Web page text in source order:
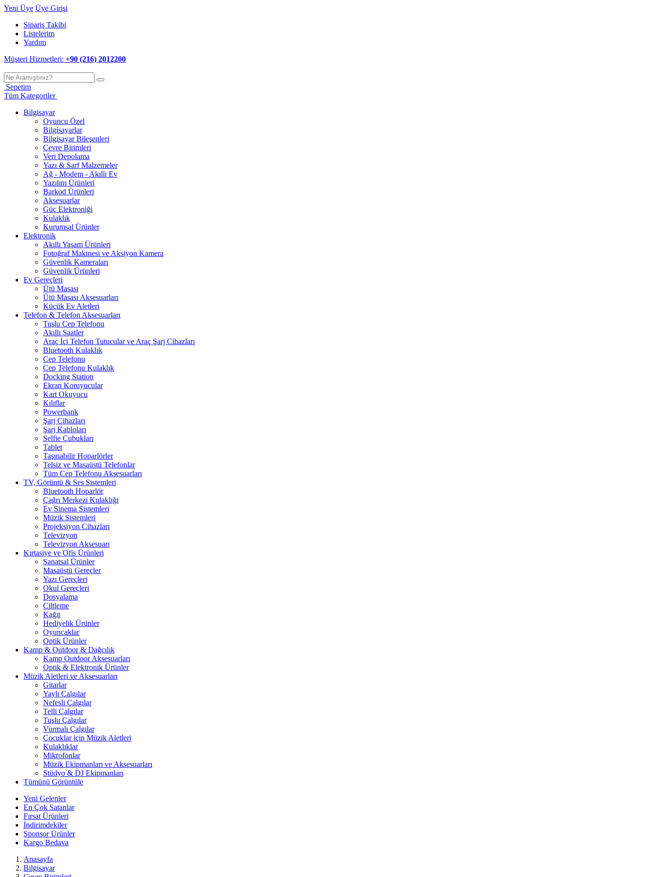
Yeni Üye Üye Girişi
Sipariş Takibi
Listelerim
Yardım
Müşteri Hizmetleri: +90 (216) 2012200
Sepetim
Tüm Kategoriler
Bilgisayar
Oyuncu Özel
Bilgisayarlar
Bilgisayar Bileşenleri
Çevre Birimleri
Veri Depolama
Yazı & Sarf Malzemeler
Ağ - Modem - Akıllı Ev
Yazılım Ürünleri
Barkod Ürünleri
Aksesuarlar
Güç Elektroniği
Kulaklık
Kurumsal Ürünler
Elektronik
Akıllı Yaşam Ürünleri
Fotoğraf Makinesi ve Aksiyon Kamera
Güvenlik Kameraları
Güvenlik Ürünleri
Ev Gereçleri
Ütü Masası
Ütü Masası Aksesuarları
Küçük Ev Aletleri
Telefon & Telefon Aksesuarları
Tuşlu Cep Telefonu
Akıllı Saatler
Araç İçi Telefon Tutucular ve Araç Şarj Cihazları
Bluetooth Kulaklık
Cep Telefonu
Cep Telefonu Kulaklık
Docking Station
Ekran Koruyucular
Kart Okuyucu
Kılıflar
Powerbank
Şarj Cihazları
Şarj Kabloları
Selfie Çubukları
Tablet
Taşınabilir Hoparlörler
Telsiz ve Masaüstü Telefonlar
Tüm Cep Telefonu Aksesuarları
TV, Görüntü & Ses Sistemleri
Bluetooth Hoparlör
Çağrı Merkezi Kulaklığı
Ev Sinema Sistemleri
Müzik Sistemleri
Projeksiyon Cihazları
Televizyon
Televizyon Aksesuarı
Kırtasiye ve Ofis Ürünleri
Sanatsal Ürünler
Masaüstü Gereçler
Yazı Gereçleri
Okul Gereçleri
Dosyalama
Ciltleme
Kağıt
Hediyelik Ürünler
Oyuncaklar
Optik Ürünler
Kamp & Outdoor & Dağcılık
Kamp Outdoor Aksesuarları
Optik & Elektronik Ürünler
Müzik Aletleri ve Aksesuarları
Gitarlar
Yaylı Çalgılar
Nefesli Çalgılar
Telli Çalgılar
Tuşlu Çalgılar
Vurmalı Çalgılar
Çocuklar için Müzik Aletleri
Kulaklıklar
Mikrofonlar
Müzik Ekipmanları ve Aksesuarları
Stüdyo & DJ Ekipmanları
Tümünü Görüntüle
Yeni Gelenler
En Çok Satanlar
Fırsat Ürünleri
İndirimdekiler
Sponsor Ürünler
Kargo Bedava
Anasayfa
Bilgisayar